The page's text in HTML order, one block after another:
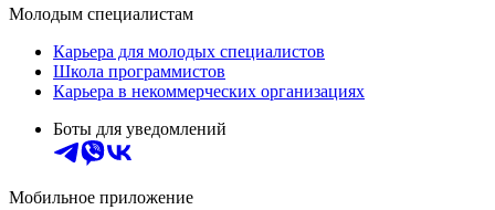
Молодым специалистам
Карьера для молодых специалистов
Школа программистов
Карьера в некоммерческих организациях
Боты для уведомлений
Мобильное приложение